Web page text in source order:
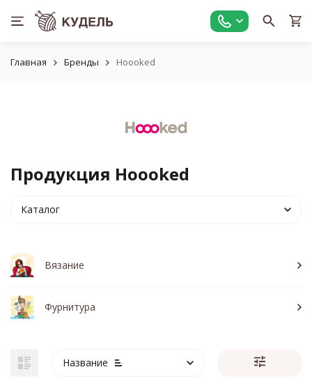
Главная Бренды Hoooked
Продукция Hoooked
Каталог
Вязание
Фурнитура
Название